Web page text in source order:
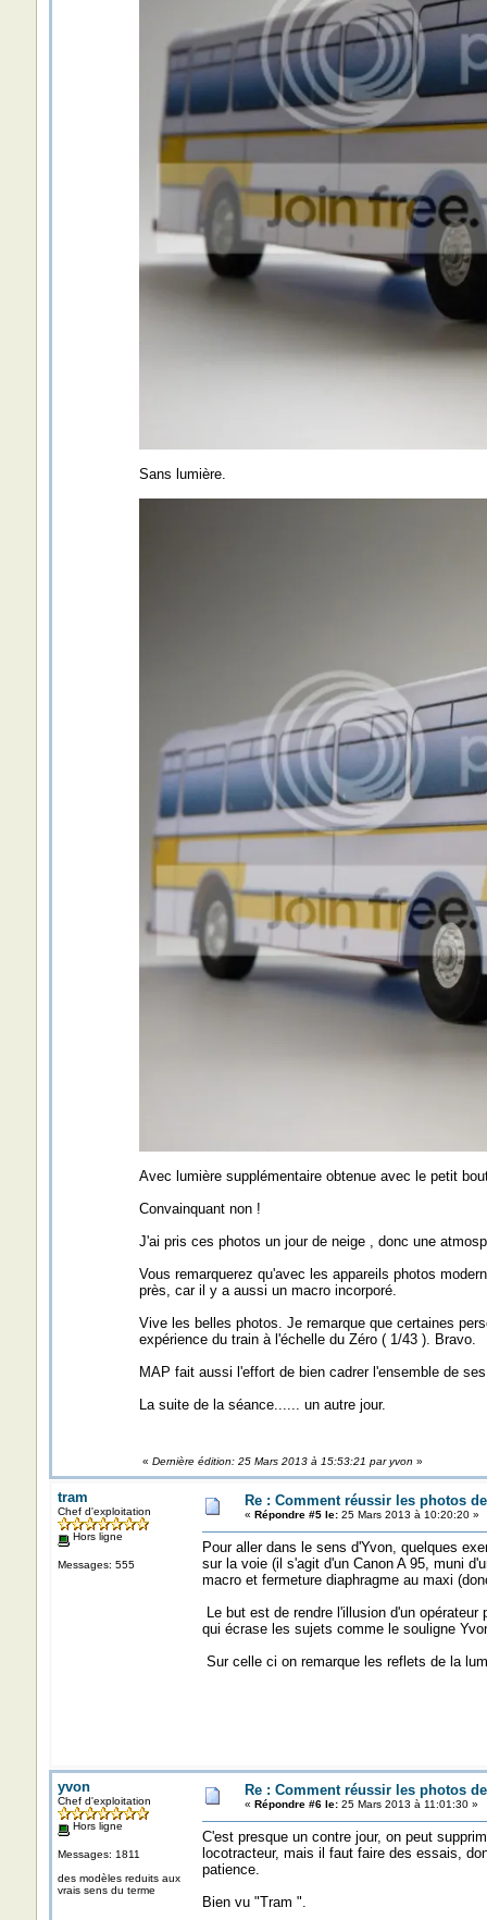
Sans lumière.
Avec lumière supplémentaire obtenue avec le petit
Convainquant non !
J'ai pris ces photos un jour de neige , donc une
Vous remarquerez qu'avec les appareils photos
près, car il y a aussi un macro incorporé.
Vive les belles photos. Je remarque que certaines
expérience du train à l'échelle du Zéro ( 1/43 ). Bravo.
MAP fait aussi l'effort de bien cadrer l'ensemble de
La suite de la séance...... un autre jour.
« Dernière édition: 25 Mars 2013 à 15:53:21 par yvon »
tram
Chef d'exploitation
Hors ligne
Messages: 555
Re : Comment réussir les photos
« Répondre #5 le:25 Mars 2013 à 10:20:20 »
Pour aller dans le sens d'Yvon, quelques
sur la voie (il s'agit d'un Canon A 95, muni
macro et fermeture diaphragme au maxi
Le but est de rendre l'illusion d'un
qui écrase les sujets comme le souligne
Sur celle ci on remarque les reflets de la
yvon
Chef d'exploitation
Hors ligne
Messages: 1811
des modèles reduits aux
vrais sens du terme
Re : Comment réussir les photos
« Répondre #6 le:25 Mars 2013 à 11:01:30 »
C'est presque un contre jour, on peut
locotracteur, mais il faut faire des essais,
patience.
Bien vu "Tram ".